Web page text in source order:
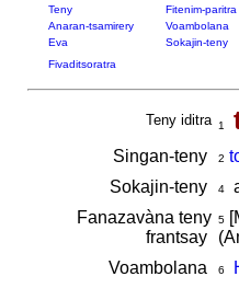
Teny Fitenim-paritra
Anaran-tsamirery
Voambolana
Eva
Sokajin-teny
Fivaditsoratra
Teny iditra 1
Singan-teny 2
Sokajin-teny
4
Fanazavàna teny
frantsay
5
Voambolana
6